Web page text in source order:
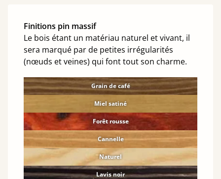
Finitions pin massif
Le bois étant un matériau naturel et vivant, il
sera marqué par de petites irrégularités
(nœuds et veines) qui font tout son charme.
Grain de café
Miel satiné
Forêt rousse
Cannelle
Naturel
Lavis noir